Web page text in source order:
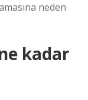
neden
kadar